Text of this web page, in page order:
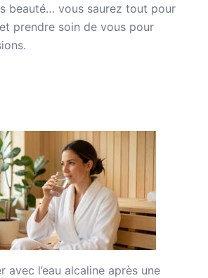
beauté… vous saurez tout pour
prendre soin de vous pour
avec l’eau alcaline après une